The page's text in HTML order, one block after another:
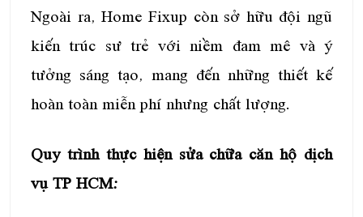
Ngoài ra, Home Fixup còn sở hữu đội ngũ
kiến trúc sư trẻ với niềm đam mê và ý
tưởng sáng tạo, mang đến những thiết kế
hoàn toàn miễn phí nhưng chất lượng.
Quy trình thực hiện sửa chữa căn hộ dịch
vụ TP HCM: